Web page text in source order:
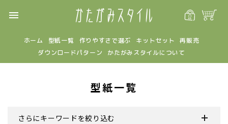
menu
ホーム 型紙一覧 作りやすさで選ぶ キットセット
再販売
ダウンロードパターン
かたがみスタイルについて
型紙一覧
さらにキーワードを絞り込む